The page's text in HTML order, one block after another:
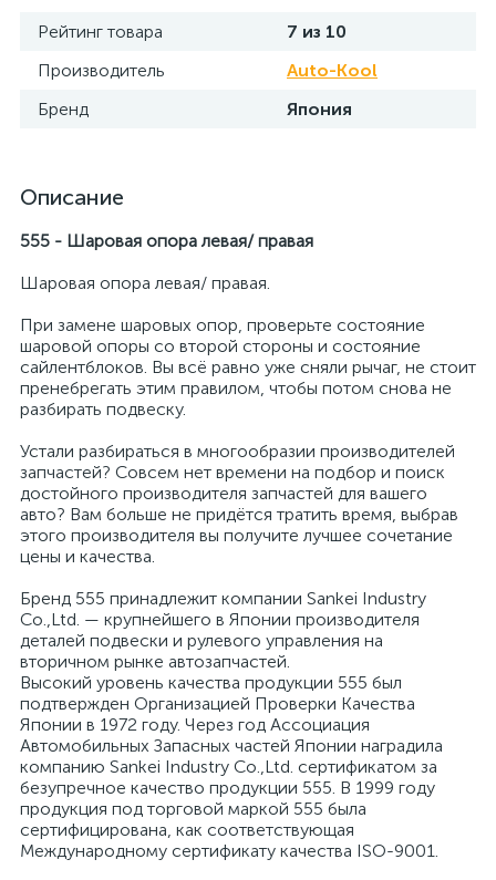
Рейтинг товара
7 из 10
Производитель
Auto-Kool
Бренд
Япония
Описание
555 - Шаровая опора левая/ правая
Шаровая опора левая/ правая.
При замене шаровых опор, проверьте состояние
шаровой опоры со второй стороны и состояние
сайлентблоков. Вы всё равно уже сняли рычаг, не стоит
пренебрегать этим правилом, чтобы потом снова не
разбирать подвеску.
Устали разбираться в многообразии производителей
запчастей? Совсем нет времени на подбор и поиск
достойного производителя запчастей для вашего
авто? Вам больше не придётся тратить время, выбрав
этого производителя вы получите лучшее сочетание
цены и качества.
Бренд 555 принадлежит компании Sankei Industry
Co.,Ltd. — крупнейшего в Японии производителя
деталей подвески и рулевого управления на
вторичном рынке автозапчастей.
Высокий уровень качества продукции 555 был
подтвержден Организацией Проверки Качества
Японии в 1972 году. Через год Ассоциация
Автомобильных Запасных частей Японии наградила
компанию Sankei Industry Co.,Ltd. сертификатом за
безупречное качество продукции 555. В 1999 году
продукция под торговой маркой 555 была
сертифицирована, как соответствующая
Международному сертификату качества ISO-9001.